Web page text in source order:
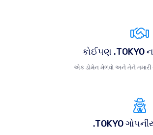
કોઈપણ .TOKYO
એક ડોમેન મેળવો અને તેને તમારી
.TOKYO